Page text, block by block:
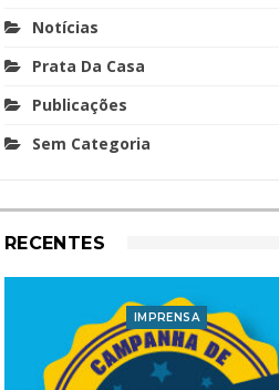
Notícias
Prata Da Casa
Publicações
Sem Categoria
RECENTES
IMPRENSA